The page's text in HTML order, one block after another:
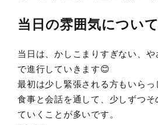
当日の雰囲気について
当日は、かしこまりすぎない、
で進行していきます😊
最初は少し緊張される方もいらっ
食事と会話を通して、少しずつそ
ていくことが多いです。